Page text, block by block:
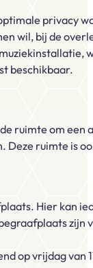
privacy
wil, bij de
beschikbaar.
ruimte om
ruimte is
Hier kan
op vrijdag